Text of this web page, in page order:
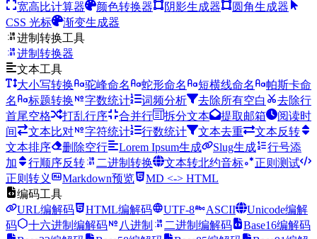
宽高比计算器
颜色转换器 阴影生成器
圆角生成器
CSS 光标
渐变生成器
进制转换工具
进制转换器
文本工具
大小写转换
驼峰命名 蛇形命名 短横线命名
帕斯卡命
名
标题转换 字数统计 词频分析 去除所有空白
去除行
首尾空格
打乱行序 合并行 拆分文本 提取邮箱
阅读时
间
文本比对 字符统计 行数统计 文本去重
文本反转
文本排序
删除空行 Lorem Ipsum生成 Slug生成
行号添
加
行顺序反转 二进制转换 文本转北约音标
正则测试
正则转义
Markdown预览
MD <-> HTML
编码工具
URL编解码
HTML编解码 UTF-8 ASCII
Unicode编解
码
十六进制编解码 八进制 二进制编解码
Base16编解码